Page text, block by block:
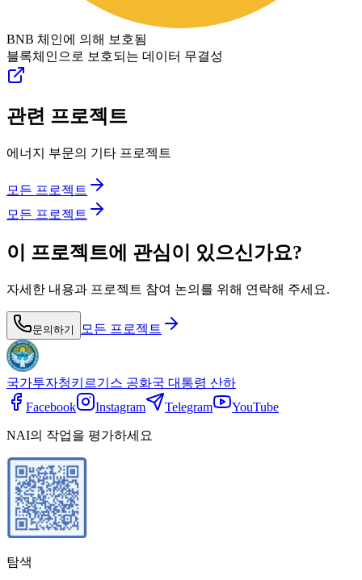
BNB 체인에 의해 보호됨
블록체인으로 보호되는 데이터 무결성
관련 프로젝트
에너지 부문의 기타 프로젝트
모든 프로젝트
모든 프로젝트
이 프로젝트에 관심이 있으신가요?
자세한 내용과 프로젝트 참여 논의를 위해 연락해 주세요.
문의하기 모든 프로젝트
국가투자청키르기스 공화국 대통령 산하
Facebook
Instagram Telegram YouTube
NAI의 작업을 평가하세요
탐색